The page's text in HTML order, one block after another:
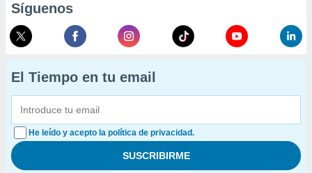
Síguenos
El Tiempo en tu email
He leído y acepto la política de privacidad.